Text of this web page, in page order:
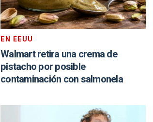
EN EEUU
Walmart retira una crema de
pistacho por posible
contaminación con salmonela